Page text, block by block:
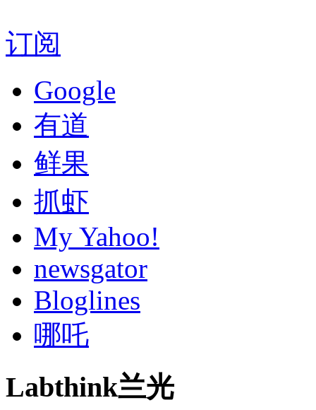
订阅
Google
有道
鲜果
抓虾
My Yahoo!
newsgator
Bloglines
哪吒
Labthink兰光